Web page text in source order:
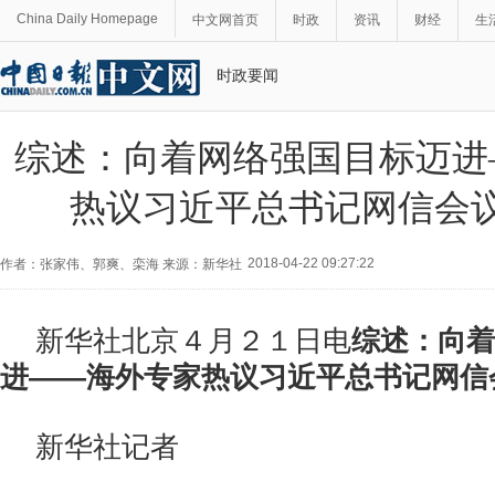
China Daily Homepage 中文网首页 时政 资讯 财经 生
时政要闻
综述：向着网络强国目标迈
热议习近平总书记网信会
作者：张家伟、郭爽、栾海 来源：新华社 2018-04-22 09:27:22
新华社北京４月２１日电综述：向
进——海外专家热议习近平总书记网信
新华社记者